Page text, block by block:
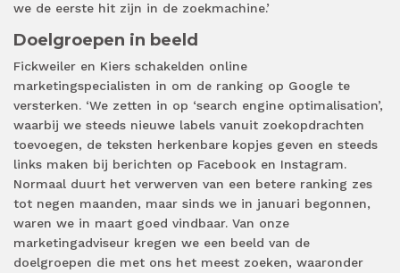
we de eerste hit zijn in de zoekmachine.’
Doelgroepen in beeld
Fickweiler en Kiers schakelden online
marketingspecialisten in om de ranking op Google te
versterken. ‘We zetten in op ‘search engine optimalisation’,
waarbij we steeds nieuwe labels vanuit zoekopdrachten
toevoegen, de teksten herkenbare kopjes geven en steeds
links maken bij berichten op Facebook en Instagram.
Normaal duurt het verwerven van een betere ranking zes
tot negen maanden, maar sinds we in januari begonnen,
waren we in maart goed vindbaar. Van onze
marketingadviseur kregen we een beeld van de
doelgroepen die met ons het meest zoeken, waaronder